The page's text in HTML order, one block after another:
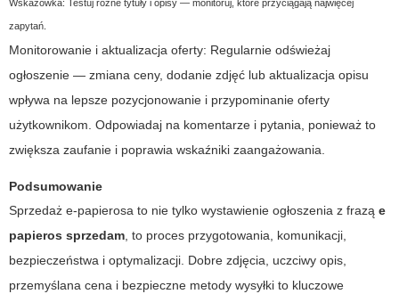
Wskazówka: Testuj różne tytuły i opisy — monitoruj, które przyciągają najwięcej
zapytań.
Monitorowanie i aktualizacja oferty: Regularnie odświeżaj
ogłoszenie — zmiana ceny, dodanie zdjęć lub aktualizacja opisu
wpływa na lepsze pozycjonowanie i przypominanie oferty
użytkownikom. Odpowiadaj na komentarze i pytania, ponieważ to
zwiększa zaufanie i poprawia wskaźniki zaangażowania.
Podsumowanie
Sprzedaż e-papierosa to nie tylko wystawienie ogłoszenia z frazą e
papieros sprzedam, to proces przygotowania, komunikacji,
bezpieczeństwa i optymalizacji. Dobre zdjęcia, uczciwy opis,
przemyślana cena i bezpieczne metody wysyłki to kluczowe